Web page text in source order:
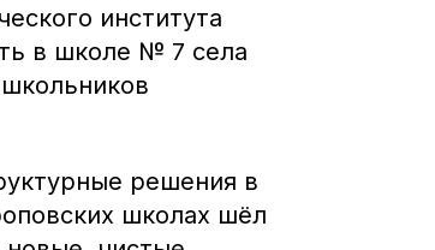
института
в школе № 7 села
решения в
школах шёл